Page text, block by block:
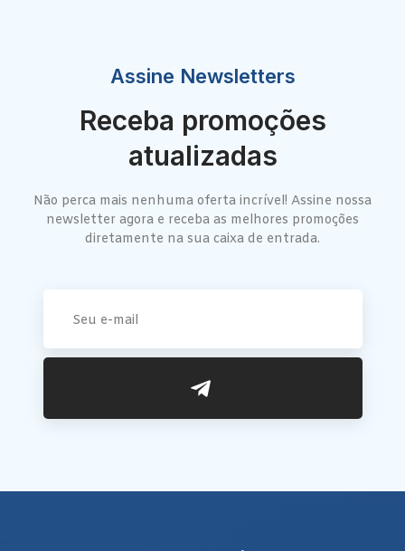
Assine Newsletters
Receba promoções
atualizadas
Não perca mais nenhuma oferta incrível! Assine nossa
newsletter agora e receba as melhores promoções
diretamente na sua caixa de entrada.